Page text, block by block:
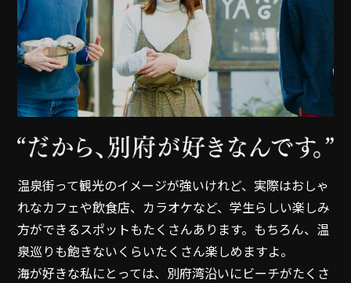
温泉街って観光のイメージが強いけれど、実際はおしゃ
れなカフェや飲食店、カラオケなど、学生らしい楽しみ
方ができるスポットもたくさんあります。もちろん、温
泉巡りも飽きないくらいたくさん楽しめますよ。
海が好きな私にとっては、別府湾沿いにビーチがたくさ